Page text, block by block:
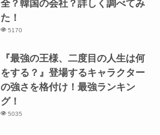
全？韓国の会社？詳しく調べてみ
た！
5170
『最強の王様、二度目の人生は何
をする？』登場するキャラクター
の強さを格付け！最強ランキン
グ！
5035